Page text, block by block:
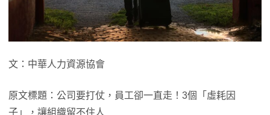
文：中華人力資源協會
原文標題：公司要打仗，員工卻一直走！3個「虛耗因
子」，讓組織留不住人